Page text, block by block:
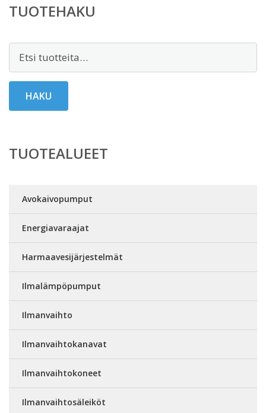
TUOTEHAKU
Etsi:
HAKU
TUOTEALUEET
Avokaivopumput
Energiavaraajat
Harmaavesijärjestelmät
Ilmalämpöpumput
Ilmanvaihto
Ilmanvaihtokanavat
Ilmanvaihtokoneet
Ilmanvaihtosäleiköt